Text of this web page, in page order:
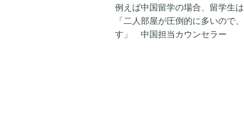
例えば中国留学の場合、留学生
「二人部屋が圧倒的に多いので
す」 中国担当カウンセラー